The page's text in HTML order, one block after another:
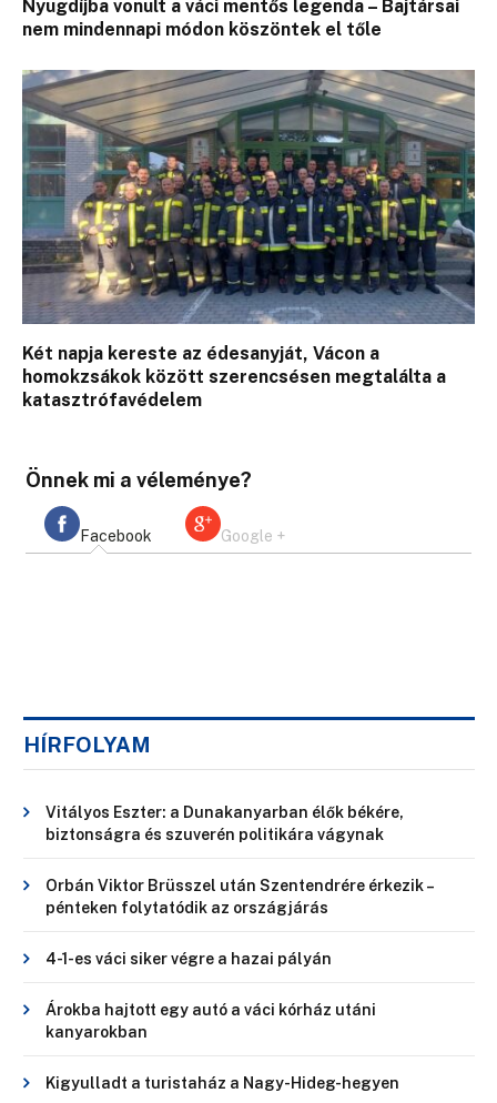
Nyugdíjba vonult a váci mentős legenda – Bajtársai
nem mindennapi módon köszöntek el tőle
Két napja kereste az édesanyját, Vácon a
homokzsákok között szerencsésen megtalálta a
katasztrófavédelem
Önnek mi a véleménye?
Facebook Google +
HÍRFOLYAM
Vitályos Eszter: a Dunakanyarban élők békére,
biztonságra és szuverén politikára vágynak
Orbán Viktor Brüsszel után Szentendrére érkezik –
pénteken folytatódik az országjárás
4-1-es váci siker végre a hazai pályán
Árokba hajtott egy autó a váci kórház utáni
kanyarokban
Kigyulladt a turistaház a Nagy-Hideg-hegyen